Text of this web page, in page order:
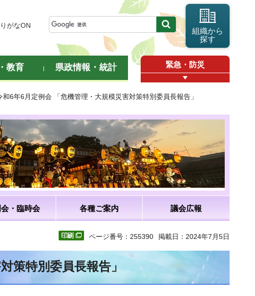
がなON
組織から
探す
教育 県政情報・統計 緊急・防災
和6年6月定例会 「危機管理・大規模災害対策特別委員長報告」
・臨時会 各種ご案内 議会広報
ページ番号：255390 掲載日：2024年7月5日
策特別委員長報告」